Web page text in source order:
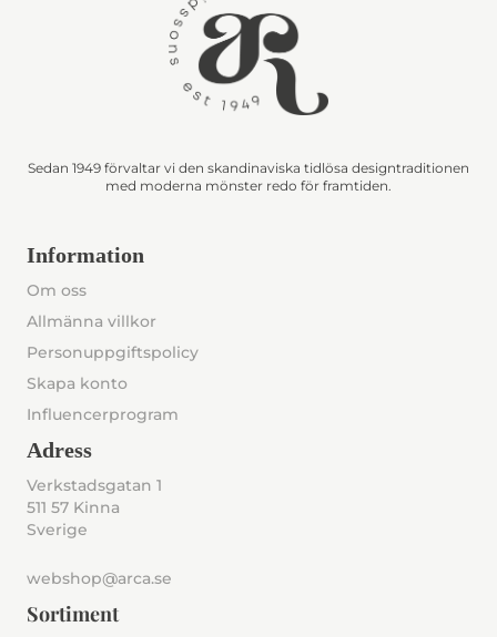
Sedan 1949 förvaltar vi den skandinaviska tidlösa designtraditionen
med moderna mönster redo för framtiden.
Information
Om oss
Allmänna villkor
Personuppgiftspolicy
Skapa konto
Influencerprogram
Adress
Verkstadsgatan 1
511 57 Kinna
Sverige
webshop@arca.se
Sortiment